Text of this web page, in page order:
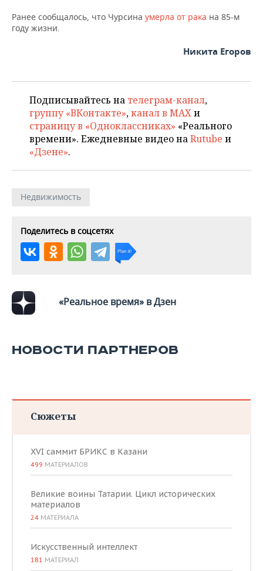
Ранее сообщалось, что Чурсина умерла от рака на 85-м
году жизни.
Никита Егоров
Подписывайтесь на телеграм-канал,
группу «ВКонтакте»,канал в MAXи
страницу в «Одноклассниках» «Реального
времени». Ежедневные видео наRutube и
«Дзене».
Недвижимость
Поделитесь в соцсетях
«Реальное время» в Дзен
НОВОСТИ ПАРТНЕРОВ
Сюжеты
XVI саммит БРИКС в Казани
499 МАТЕРИАЛОВ
Великие воины Татарии. Цикл исторических
материалов
24 МАТЕРИАЛА
Искусственный интеллект
181 МАТЕРИАЛ